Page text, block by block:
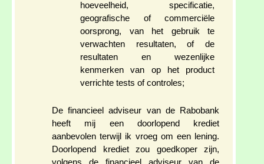
hoeveelheid, specificatie,
geografische of commerciële
oorsprong, van het gebruik te
verwachten resultaten, of de
resultaten en wezenlijke
kenmerken van op het product
verrichte tests of controles;
De financieel adviseur van de Rabobank
heeft mij een doorlopend krediet
aanbevolen terwijl ik vroeg om een lening.
Doorlopend krediet zou goedkoper zijn,